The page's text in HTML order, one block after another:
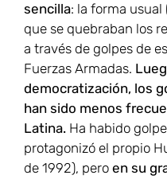
sencilla: la forma usual
que se quebraban los
a través de golpes de
Fuerzas Armadas.
democratización, los
han sido menos
Latina. Ha habido
protagonizó el propio
de 1992), pero en su